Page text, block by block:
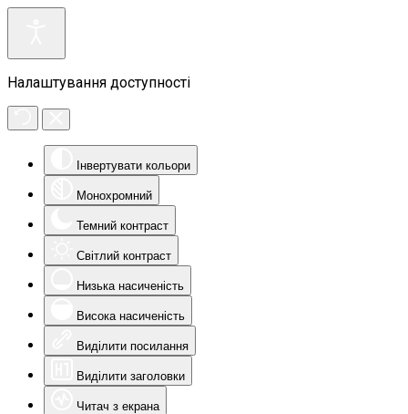
Налаштування доступності
Інвертувати кольори
Монохромний
Темний контраст
Світлий контраст
Низька насиченість
Висока насиченість
Виділити посилання
Виділити заголовки
Читач з екрана